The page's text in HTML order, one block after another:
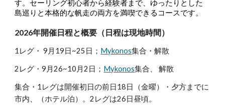
す。セーリング初心者から経験者まで、ゆったりとした
島巡りと本格的な帆走の両方を満喫できるコースです。
2026年開催日程と概要 （日程は現地時間）
1レグ・ 9月19日~25日； Mykonos集合・解散
2レグ・9月26~10月2日； Mykonos集合、 解散
集合・1レグは開催初日の前日18日（金曜）・夕方までに
市内 、（ホテル泊）。2レグは26日昼頃。